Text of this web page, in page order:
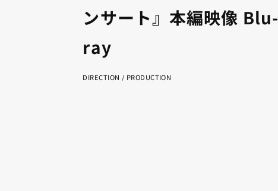
ンサート』本編映像 Blu-
ray
DIRECTION / PRODUCTION